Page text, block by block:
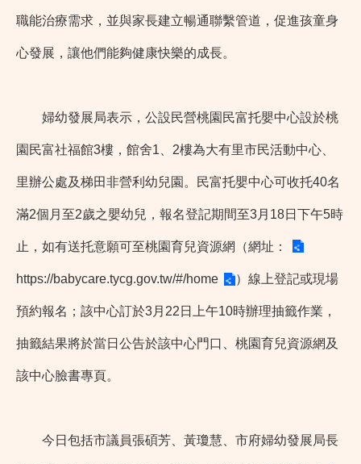
職能治療需求，並與家長建立暢通聯繫管道，促進孩童身
心發展，讓他們能夠健康快樂的成長。
婦幼發展局表示，公設民營桃園民富托嬰中心設於桃
園民富社福館3樓，館舍1、2樓為大有里市民活動中心、
里辦公處及梯田非營利幼兒園。民富托嬰中心可收托40名
滿2個月至2歲之嬰幼兒，報名登記期間至3月18日下午5時
止，如有送托意願可至桃園育兒資源網（網址：
https://babycare.tycg.gov.tw/#/home ）線上登記或現場
預約報名；該中心訂於3月22日上午10時辦理抽籤作業，
抽籤結果將於當日公告於該中心門口、桃園育兒資源網及
該中心臉書專頁。
今日包括市議員張碩芳、黃瓊慧、市府婦幼發展局長